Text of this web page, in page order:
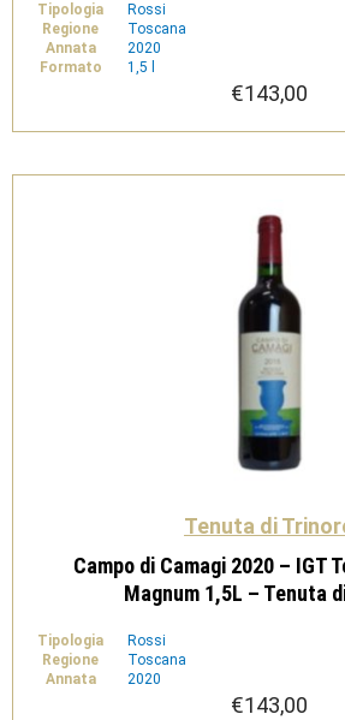
Tipologia
Rossi
Regione
Toscana
Annata
2020
Formato
1,5 l
€143,00
Tenuta di
Campo di Camagi 2020 – IGT
Magnum 1,5L – Tenuta
Tipologia
Rossi
Regione
Toscana
Annata
2020
€143,00